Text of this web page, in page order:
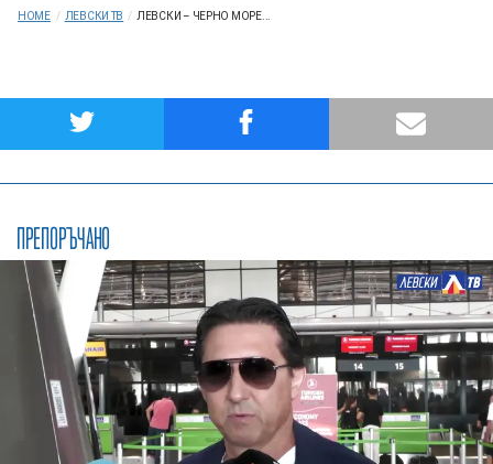
HOME / ЛЕВСКИ ТВ / ЛЕВСКИ – ЧЕРНО МОРЕ...
ПРЕПОРЪЧАНО